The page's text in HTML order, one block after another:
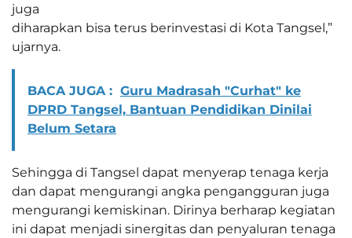
juga
diharapkan bisa terus berinvestasi di Kota Tangsel,”
ujarnya.
BACA JUGA : Guru Madrasah "Curhat" ke
DPRD Tangsel, Bantuan Pendidikan Dinilai
Belum Setara
Sehingga di Tangsel dapat menyerap tenaga kerja
dan dapat mengurangi angka pengangguran juga
mengurangi kemiskinan. Dirinya berharap kegiatan
ini dapat menjadi sinergitas dan penyaluran tenaga